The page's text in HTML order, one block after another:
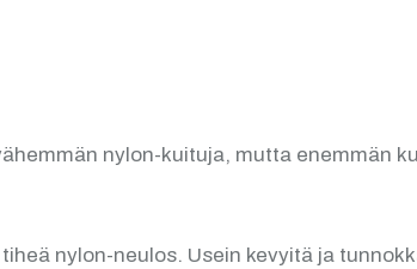
nylon-kuituja, mutta enemmän
nylon-neulos. Usein kevyitä ja